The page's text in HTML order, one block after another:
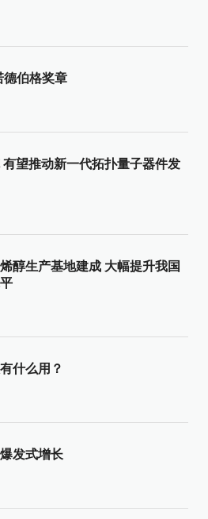
德伯格奖章
望推动新一代拓扑量子器件发
醇生产基地建成 大幅提升我国
什么用？
发式增长